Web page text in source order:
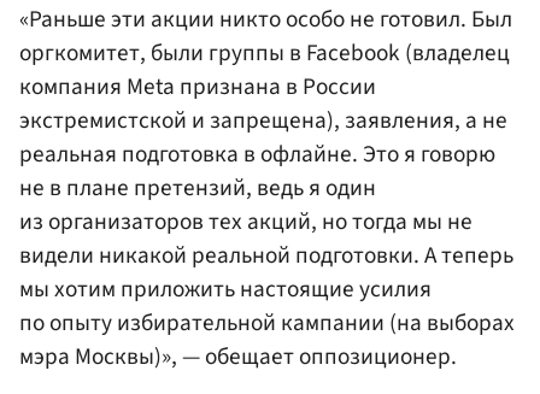
«Раньше эти акции никто особо не готовил. Был
оргкомитет, были группы в Facebook (владелец
компания Meta признана в России
экстремистской и запрещена), заявления, а не
реальная подготовка в офлайне. Это я говорю
не в плане претензий, ведь я один
из организаторов тех акций, но тогда мы не
видели никакой реальной подготовки. А теперь
мы хотим приложить настоящие усилия
по опыту избирательной кампании (на выборах
мэра Москвы)», — обещает оппозиционер.